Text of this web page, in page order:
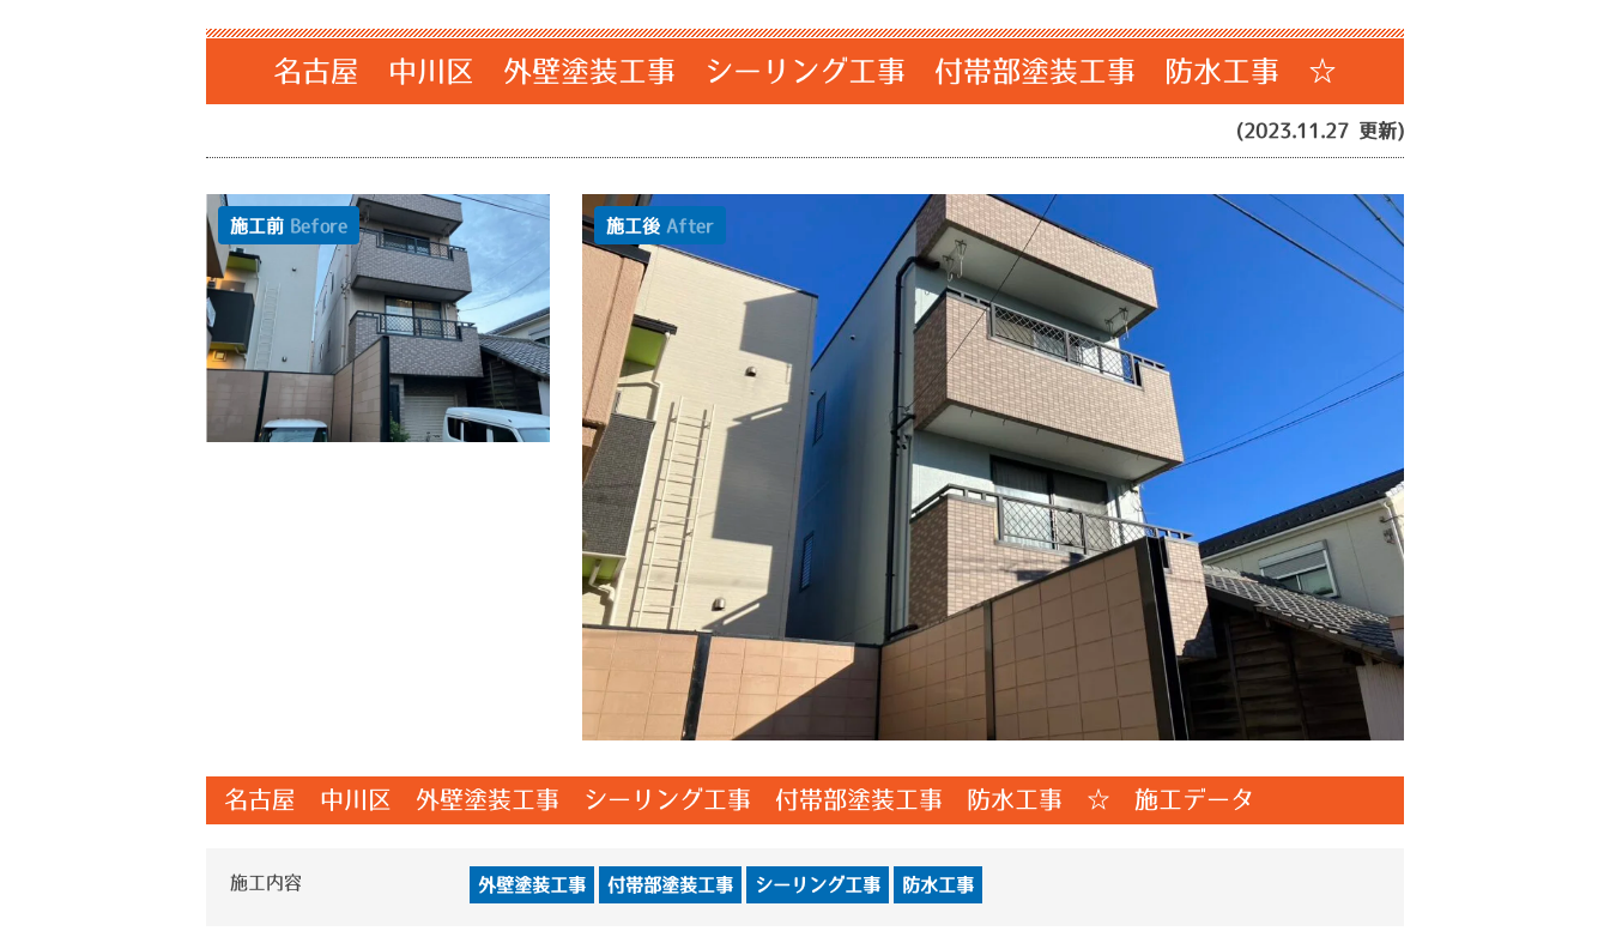
名古屋 中川区 外壁塗装工事 シーリング工事 付帯部塗装工事 防水工事 ☆
(2023.11.27 更新)
施工後 After
施工前 Before
名古屋 中川区 外壁塗装工事 シーリング工事 付帯部塗装工事 防水工事 ☆ 施工データ
施工内容 外壁塗装工事 付帯部塗装工事 シーリング工事 防水工事